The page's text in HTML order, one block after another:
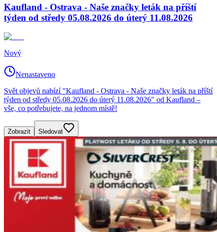
Kaufland - Ostrava - Naše značky leták na příští
týden od středy 05.08.2026 do úterý 11.08.2026
Nový
Nenastaveno
Svět objevů nabízí "Kaufland - Ostrava - Naše značky leták na příští
týden od středy 05.08.2026 do úterý 11.08.2026" od Kaufland –
vše, co potřebujete, na jednom místě!
Zobrazit Sledovat